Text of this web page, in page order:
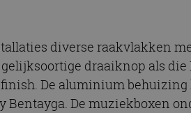
diverse raakvlakken
draaiknop als
De aluminium
De muziekboxen